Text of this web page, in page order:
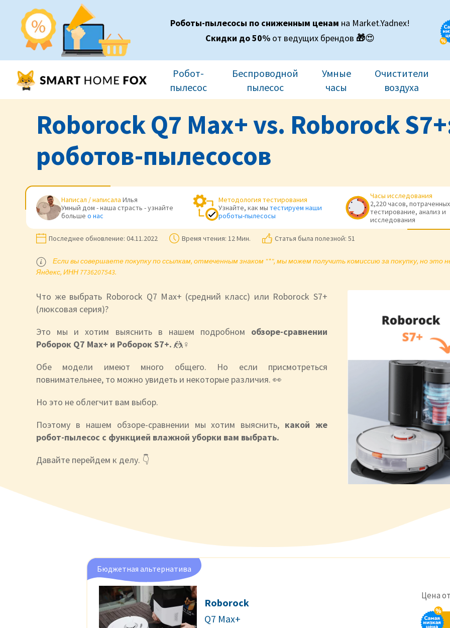
Роботы-пылесосы по сниженным ценам на Market.Yadnex!
Скидки до 50% от ведущих брендов 🎁😍
Робот-
пылесос
Беспроводной
пылесос
Умные
часы
Очистители
воздуха
Roborock Q7 Max+ vs. Roborock
роботов-пылесосов
Написал / написала Илья
Умный дом - наша страсть - узнайте
больше о нас
Методология тестирования
Узнайте, как мы тестируем наши
роботы-пылесосы
Часы исследования
2,220 часов,
тестирование, анализ и
исследования
Последнее обновление: 04.11.2022 Время чтения: 12 Мин. Статья была полезной: 51
Если вы совершаете покупку по ссылкам, отмеченным знаком "*", мы можем получить комиссию за покупку, но
Яндекс, ИНН 7736207543.
Что же выбрать Roborock Q7 Max+ (средний класс) или Roborock S7+
(люксовая серия)?
Это мы и хотим выяснить в нашем подробном обзоре-сравнении
Роборок Q7 Max+ и Роборок S7+. 🤼♀️
Обе модели имеют много общего. Но если присмотреться
повнимательнее, то можно увидеть и некоторые различия. 👀
Но это не облегчит вам выбор.
Поэтому в нашем обзоре-сравнении мы хотим выяснить, какой же
робот-пылесос с функцией влажной уборки вам выбрать.
Давайте перейдем к делу. 👇
Бюджетная альтернатива
Roborock
Q7 Max+
Цена от